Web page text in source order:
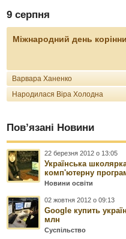
9 серпня
Міжнародний день
Варвара Ханенко
Народилася Віра Холодна
Пов’язані Новини
22 березня 2012 о 13:05
Українська
комп'ютерну
Новини освіти
02 жовтня 2012 о 09:13
Google купить
млн
Суспільство